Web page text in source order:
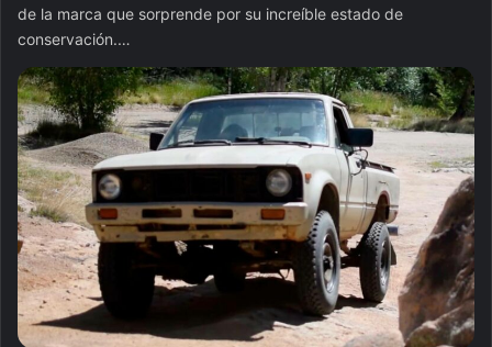
de la marca que sorprende por su increíble estado de
conservación.…